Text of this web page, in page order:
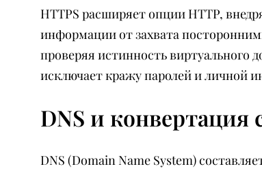
HTTPS расширяет опции HTTP,
информации от захвата
проверяя истинность виртуального
исключает кражу паролей и личной
DNS и конвертация
DNS (Domain Name System)